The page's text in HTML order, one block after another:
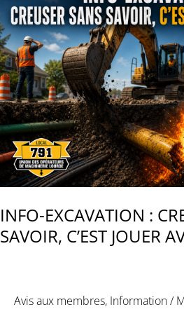
:
IL
EST
PLUS
QUE
TEMPS
D’AGIR.
INFO-EXCAVATION :
SAVOIR, C’EST JOUER
Avis aux membres, Information/